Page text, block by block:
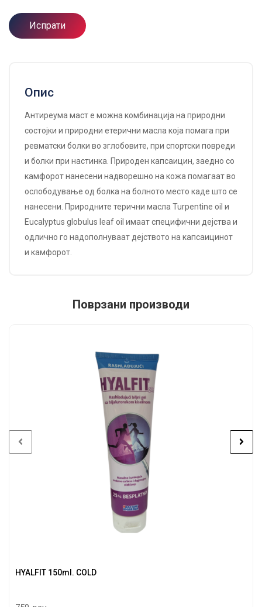
Испрати
Опис
Антиреума маст е можна комбинација на природни
состојки и природни етерични масла која помага при
ревматски болки во зглобовите, при спортски повреди
и болки при настинка. Природен капсаицин, заедно со
камфорот нанесени надворешно на кожа помагаат во
ослободување од болка на болното место каде што се
нанесени. Природните терични масла Turpentine oil и
Eucalyptus globulus leaf oil имаат специфични дејства и
одлично го надополнуваат дејството на капсаицинот
и камфорот.
Поврзани производи
HYALFIT 150ml. COLD